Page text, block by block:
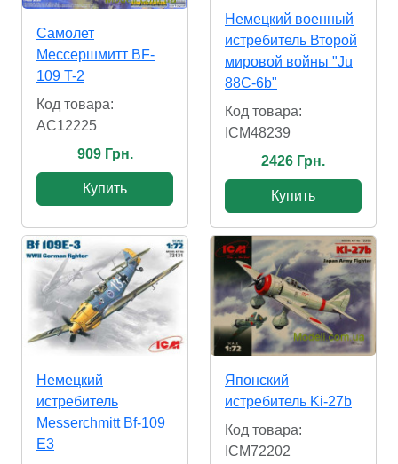
Самолет
Мессершмитт BF-
109 T-2
Код товара:
AC12225
909 Грн.
Купить
Немецкий военный
истребитель Второй
мировой войны "Ju
88С-6b"
Код товара:
ICM48239
2426 Грн.
Купить
Немецкий
истребитель
Messerchmitt Bf-109
E3
Японский
истребитель Ki-27b
Код товара:
ICM72202